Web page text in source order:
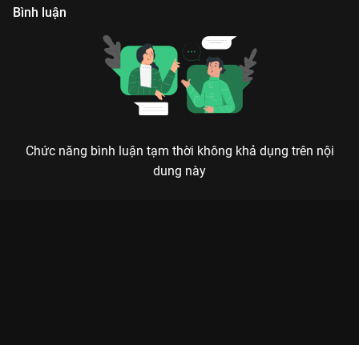
Bình luận
Chức năng bình luận tạm thời không khả dụng trên nội
dung này